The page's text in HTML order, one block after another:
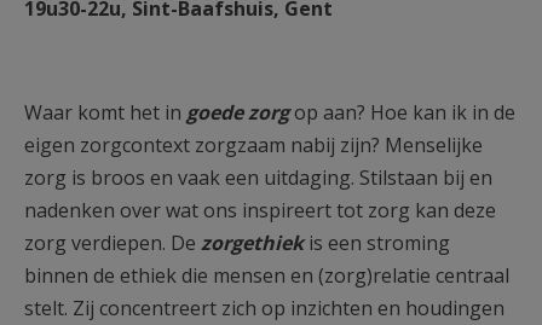
19u30-22u, Sint-Baafshuis, Gent
Waar komt het in goede zorgop aan? Hoe kan ik in de
eigen zorgcontext zorgzaam nabij zijn? Menselijke
zorg is broos en vaak een uitdaging. Stilstaan bij en
nadenken over wat ons inspireert tot zorg kan deze
zorg verdiepen. De zorgethiekis een stroming
binnen de ethiek die mensen en (zorg)relatie centraal
stelt. Zij concentreert zich op inzichten en houdingen